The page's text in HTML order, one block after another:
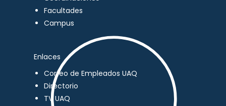
Facultades
Campus
Enlaces
Correo de Empleados UAQ
Directorio
TV UAQ